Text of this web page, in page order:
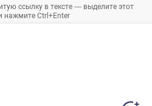
ссылку в тексте — выделите этот
нажмите Ctrl+Enter